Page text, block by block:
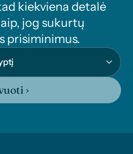
kiekviena detalė
jog sukurtų
prisiminimus.
›